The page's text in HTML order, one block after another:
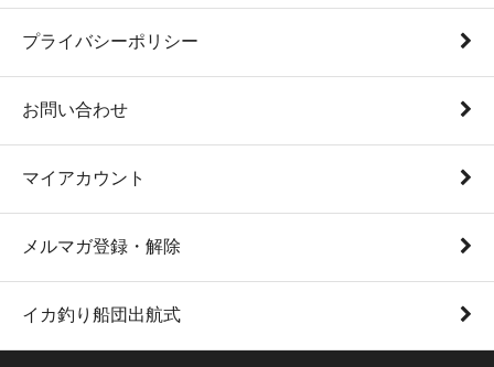
プライバシーポリシー
お問い合わせ
マイアカウント
メルマガ登録・解除
イカ釣り船団出航式